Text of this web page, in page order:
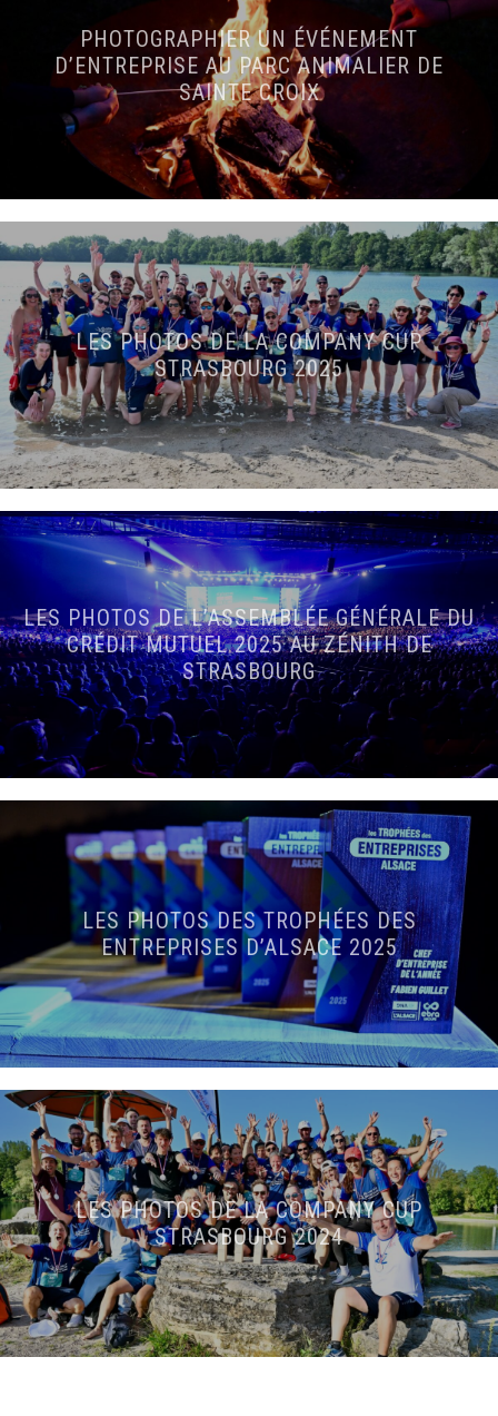
PHOTOGRAPHIER UN ÉVÉNEMENT
D’ENTREPRISE AU PARC ANIMALIER DE
SAINTE CROIX
LES PHOTOS DE LA COMPANY CUP
STRASBOURG 2025
LES PHOTOS DE L’ASSEMBLÉE GÉNÉRALE DU
CRÉDIT MUTUEL 2025 AU ZÉNITH DE
STRASBOURG
LES PHOTOS DES TROPHÉES DES
ENTREPRISES D’ALSACE 2025
LES PHOTOS DE LA COMPANY CUP
STRASBOURG 2024